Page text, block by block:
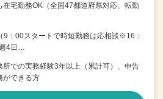
在宅勤務OK（全国47都道府県対応、転勤
9：00スタートで時短勤務は応相談※16：
4日…
所での実務経験3年以上（累計可）、申告
ができる方